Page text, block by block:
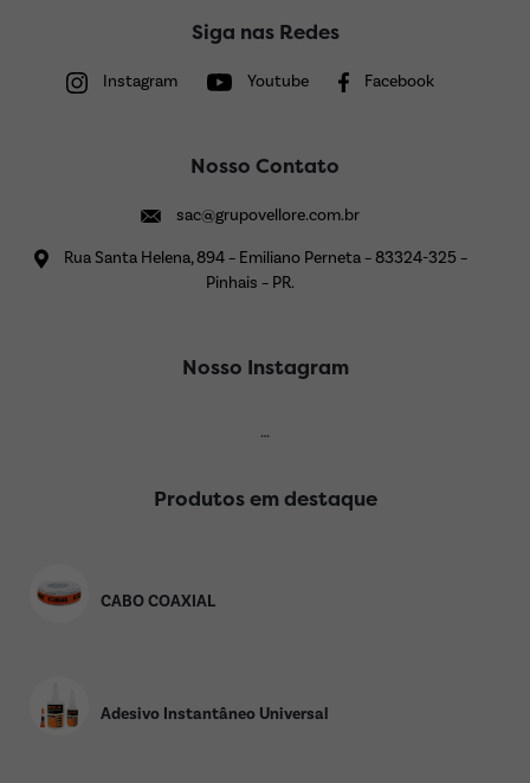
Siga nas Redes
Instagram Youtube Facebook
Nosso Contato
sac@grupovellore.com.br
Rua Santa Helena, 894 – Emiliano Perneta – 83324-325 –
Pinhais – PR.
Nosso Instagram
…
Produtos em destaque
CABO COAXIAL
Adesivo Instantâneo Universal